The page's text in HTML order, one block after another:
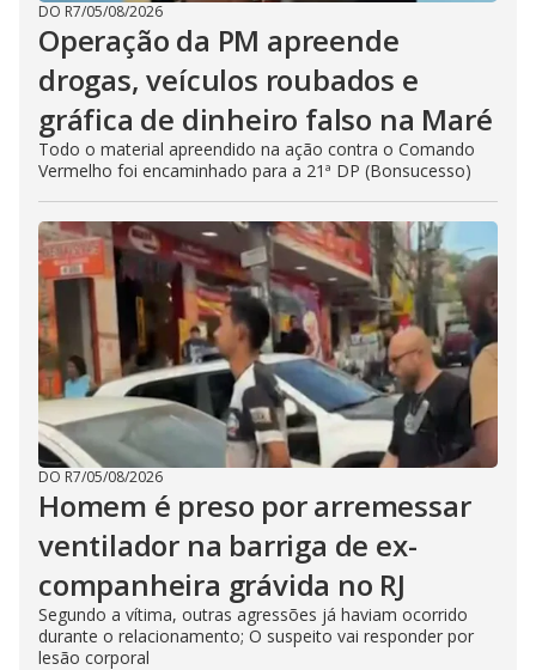
DO R7/05/08/2026
Operação da PM apreende
drogas, veículos roubados e
gráfica de dinheiro falso na Maré
Todo o material apreendido na ação contra o Comando
Vermelho foi encaminhado para a 21ª DP (Bonsucesso)
DO R7/05/08/2026
Homem é preso por arremessar
ventilador na barriga de ex-
companheira grávida no RJ
Segundo a vítima, outras agressões já haviam ocorrido
durante o relacionamento; O suspeito vai responder por
lesão corporal